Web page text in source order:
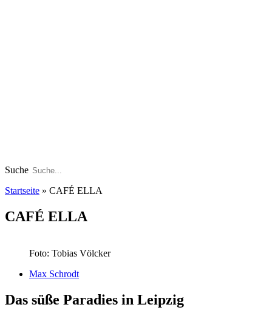
Suche
Startseite » CAFÉ ELLA
CAFÉ ELLA
Foto: Tobias Völcker
Max Schrodt
Das süße Paradies in Leipzig